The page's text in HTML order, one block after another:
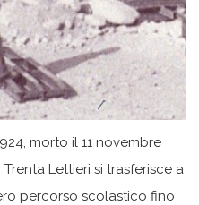
morto il 11 novembre
Lettieri si trasferisce a
percorso scolastico fino